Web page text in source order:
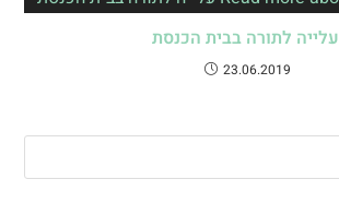
עלייה לתורה בבית הכנסת
23.06.2019